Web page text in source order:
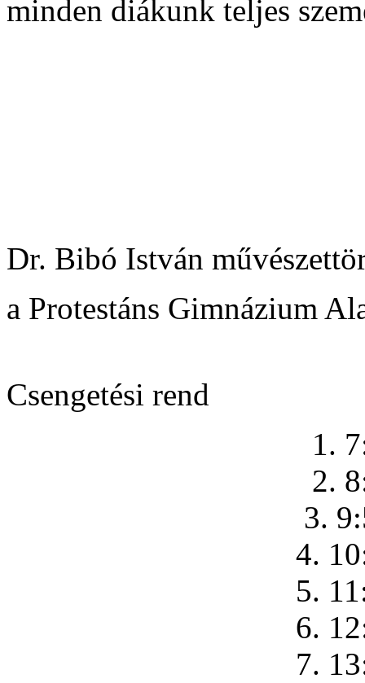
minden diákunk teljes
Dr. Bibó István
a Protestáns Gimnázium
Csengetési rend
1.
2.
3.
4.
5.
6.
7.